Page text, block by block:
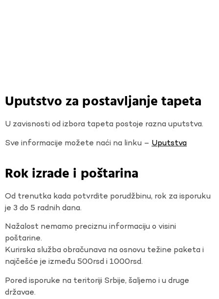
Uputstvo za postavljanje tapeta
U zavisnosti od izbora tapeta postoje razna uputstva.
Sve informacije možete naći na linku – Uputstva
Rok izrade i poštarina
Od trenutka kada potvrdite porudžbinu, rok za isporuku
je 3 do 5 radnih dana.
Nažalost nemamo preciznu informaciju o visini
poštarine.
Kurirska služba obračunava na osnovu težine paketa i
najčešće je između 500rsd i 1000rsd.
Pored isporuke na teritoriji Srbije, šaljemo i u druge
državae.